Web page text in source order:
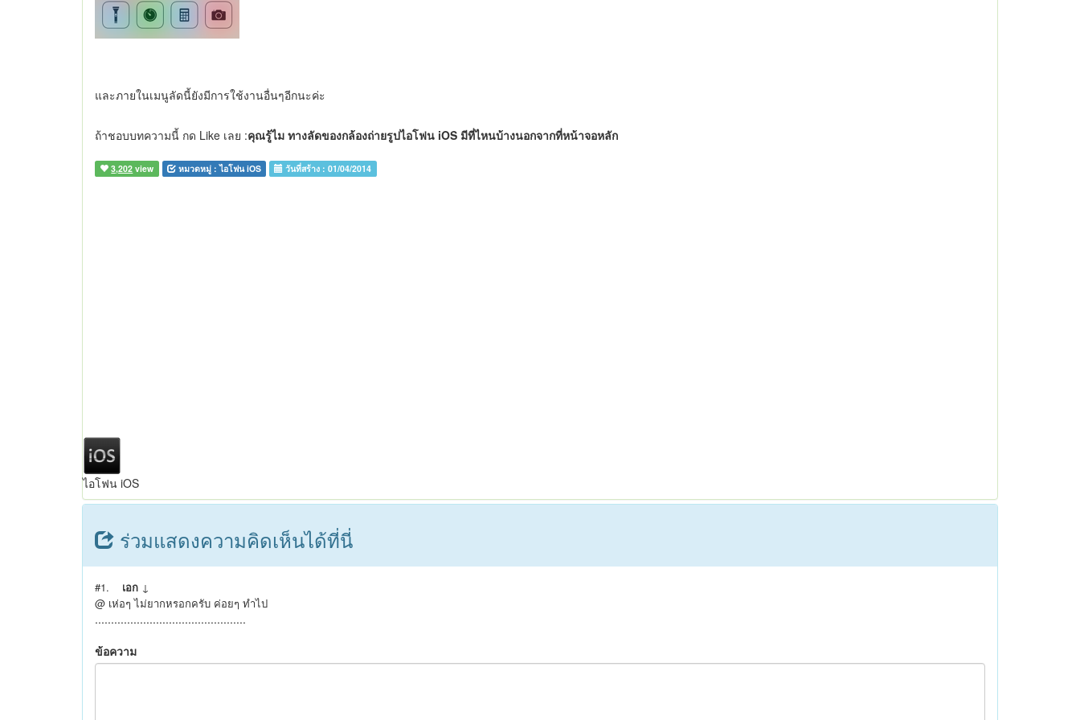
และภายในเมนูลัดนี้ยังมีการใช้งานอื่นๆอีกนะค่ะ
ถ้าชอบบทความนี้ กด Like เลย :คุณรู้ไม ทางลัดของกล้องถ่ายรูปไอโฟน iOS มีที่ไหนบ้างนอกจากที่หน้าจอหลัก
3,202 view หมวดหมู่ :ไอโฟน iOS วันที่สร้าง :01/04/2014
ไอโฟน iOS
ร่วมแสดงความคิดเห็นได้ที่นี่
#1. เอก ↓
@ เห่อๆ ไม่ยากหรอกครับ ค่อยๆ ทำไป
...............................................
ข้อความ